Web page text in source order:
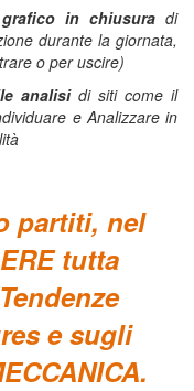
in chiusura di
durante la giornata,
o per uscire)
analisidi siti come il
e Analizzare in
partiti, nel
tutta
e sugli